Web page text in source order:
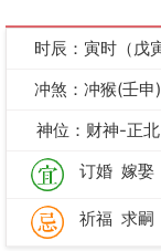
时辰：寅时（戊
冲煞：冲猴(壬申
神位：财神-正
订婚 嫁娶
祈福 求嗣